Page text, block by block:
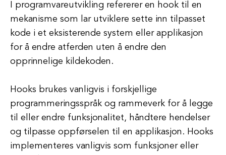
I programvareutvikling refererer en hook til en
mekanisme som lar utviklere sette inn tilpasset
kode i et eksisterende system eller applikasjon
for å endre atferden uten å endre den
opprinnelige kildekoden.
Hooks brukes vanligvis i forskjellige
programmeringsspråk og rammeverk for å legge
til eller endre funksjonalitet, håndtere hendelser
og tilpasse oppførselen til en applikasjon. Hooks
implementeres vanligvis som funksjoner eller